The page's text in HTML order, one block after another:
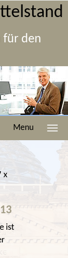
für den
Menu
x
ist